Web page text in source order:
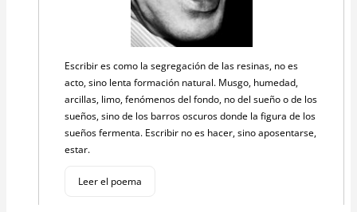
Escribir es como la segregación de las resinas, no es
acto, sino lenta formación natural. Musgo, humedad,
arcillas, limo, fenómenos del fondo, no del sueño o de los
sueños, sino de los barros oscuros donde la figura de los
sueños fermenta. Escribir no es hacer, sino aposentarse,
estar.
Leer el poema